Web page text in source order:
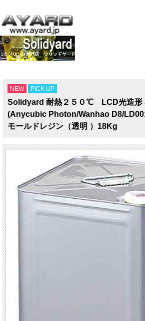
NEW PICK UP
Solidyard 耐熱２５０℃ LCD光造形
(Anycubic Photon/Wanhao D8/
モールドレジン（透明 ）18Kg